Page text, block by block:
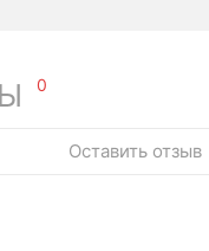
0
Оставить отзыв
нет ни одного